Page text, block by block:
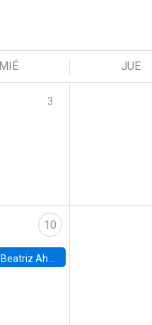
MIÉ JUE
3
10
Beatriz Ahumada, PhD candidate, Universidad de Pittsburgh